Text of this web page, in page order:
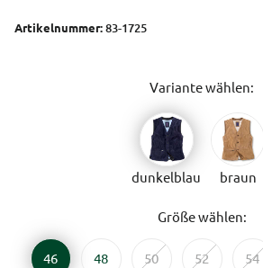
Artikelnummer:83-1725
Variante wählen:
dunkelblau braun
Größe wählen:
46 48 50 52 54